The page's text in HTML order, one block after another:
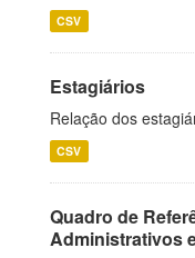
CSV
Estagiários
Relação dos
CSV
Quadro de
Administrativos